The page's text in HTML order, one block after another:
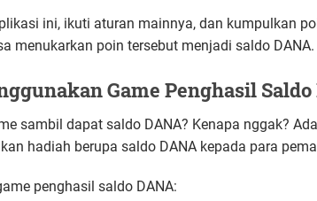
ini, ikuti aturan mainnya, dan kumpulkan
menukarkan poin tersebut menjadi saldo DANA.
Game Penghasil Saldo
sambil dapat saldo DANA? Kenapa nggak?
hadiah berupa saldo DANA kepada para
penghasil saldo DANA: